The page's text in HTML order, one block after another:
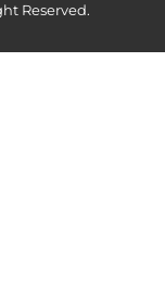
Reserved.